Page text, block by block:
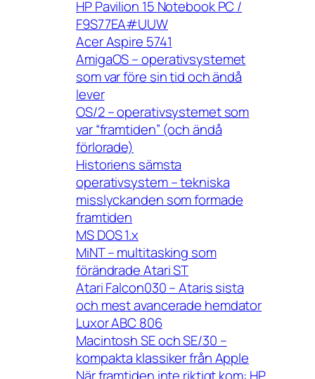
HP Pavilion 15 Notebook PC /
F9S77EA#UUW
Acer Aspire 5741
AmigaOS – operativsystemet
som var före sin tid och ändå
lever
OS/2 – operativsystemet som
var “framtiden” (och ändå
förlorade)
Historiens sämsta
operativsystem – tekniska
misslyckanden som formade
framtiden
MS DOS 1.x
MiNT – multitasking som
förändrade Atari ST
Atari Falcon030 – Ataris sista
och mest avancerade hemdator
Luxor ABC 806
Macintosh SE och SE/30 –
kompakta klassiker från Apple